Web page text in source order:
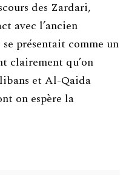
des Zardari,
avec l’ancien
présentait comme un
clairement qu’on
et Al-Qaida
on espère la